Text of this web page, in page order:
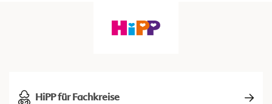
HiPP für Fachkreise